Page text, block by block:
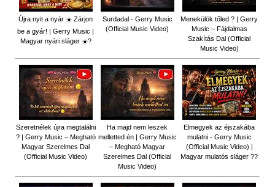
Újra nyit a nyár ☀️ Zárjon
be a gyár! | Gerry Music |
Magyar nyári sláger ☀️?
Surdadal - Gerry Music
(Official Music Video)
Menekülök tőled ? | Gerry
Music – Fájdalmas
Szakítás Dal (Official
Music Video)
Szeretnélek újra megtalálni
? | Gerry Music – Megható
Magyar Szerelmes Dal
(Official Music Video)
Ha majd nem leszek
melletted én | Gerry Music
– Megható Magyar
Szerelmes Dal (Official
Music Video)
Elmegyek az éjszakába
mulatni - Gerry Music
(Official Music Video) |
Magyar mulatós sláger ??